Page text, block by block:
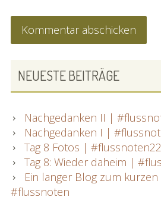
PRIMARY
SIDEBAR
NEUESTE BEITRÄGE
Nachgedanken II |
Nachgedanken I |
Tag 8 Fotos | #flussnoten22
Tag 8: Wieder daheim |
Ein langer Blog zum
#flussnoten